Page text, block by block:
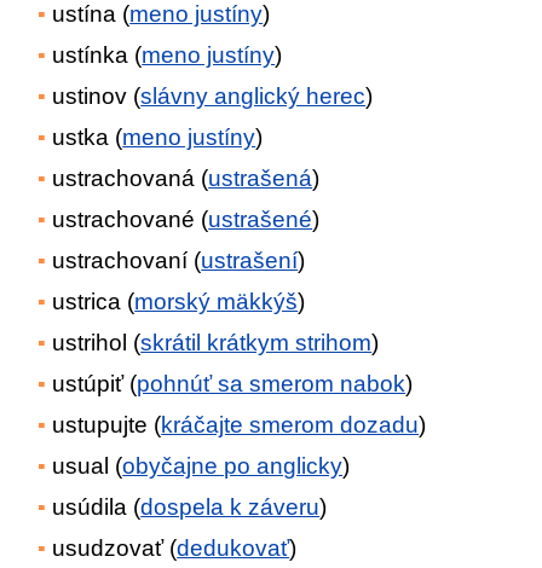
ustína (meno justíny)
ustínka (meno justíny)
ustinov (slávny anglický herec)
ustka (meno justíny)
ustrachovaná (ustrašená)
ustrachované (ustrašené)
ustrachovaní (ustrašení)
ustrica (morský mäkkýš)
ustrihol (skrátil krátkym strihom)
ustúpiť (pohnúť sa smerom nabok)
ustupujte (kráčajte smerom dozadu)
usual (obyčajne po anglicky)
usúdila (dospela k záveru)
usudzovať (dedukovať)